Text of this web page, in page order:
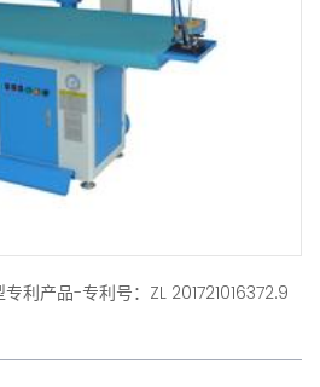
利产品-专利号：ZL 201721016372.9